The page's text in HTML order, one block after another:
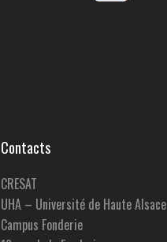
Contacts
CRESAT
UHA – Université de Haute Alsace
Campus Fonderie